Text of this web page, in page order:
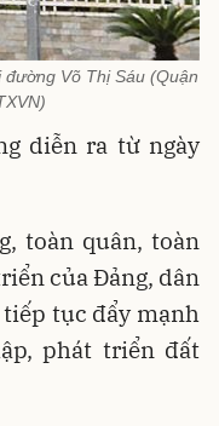
Võ Thị Sáu (Quận
diễn ra từ ngày
toàn quân, toàn
của Đảng, dân
tục đẩy mạnh
phát triển đất